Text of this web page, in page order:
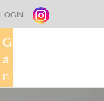
LOGIN
G
a
n
g